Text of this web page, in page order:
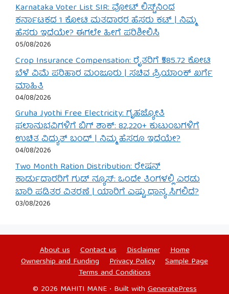
Karnataka Voter List SIR: ವೋಟ್ ಲಿಸ್ಟ್‌ನಿಂದ
ಕರ್ನಾಟಕದ 1 ಕೋಟಿ ಮತದಾರರ ಹೆಸರು ಕಟ್ | ನಿಮ್ಮ
ಹೆಸರು ಇದೆಯೇ? ಈಗಲೇ ಹೀಗೆ ಪರಿಶೀಲಿಸಿ
05/08/2026
Crop Insurance Compensation: ರೈತರಿಗೆ ₹585.72 ಕೋಟಿ
ಬೆಳೆ ವಿಮೆ ಪರಿಹಾರ ಮಂಜೂರು | ಸಚಿವ ಪ್ರಿಯಾಂಕ್ ಖರ್ಗೆ
ಮಾಹಿತಿ
04/08/2026
Gruha Jyothi Free Electricity: ಗೃಹಜ್ಯೋತಿ
ಫಲಾನುಭವಿಗಳಿಗೆ ಬಿಗ್ ಶಾಕ್: 82,220+ ಕುಟುಂಬಗಳಿಗೆ
ಉಚಿತ ವಿದ್ಯುತ್ ಬಂದ್ | ನಿಮ್ಮ ಹೆಸರೂ ಇದೆಯೇ?
04/08/2026
Two Month Ration Distribution: ರೇಷನ್
ಕಾರ್ಡುದಾರರಿಗೆ ಗುಡ್ ನ್ಯೂಸ್: ಒಂದೇ ತಿಂಗಳಲ್ಲಿ ಎರಡು
ಬಾರಿ ಪಡಿತರ ವಿತರಣೆ | ಯಾರಿಗೆ ಎಷ್ಟು ಧಾನ್ಯ ಸಿಗಲಿದೆ?
03/08/2026
About us Contact us Disclaimer
Home
Ownership and Funding
Privacy Policy
Sample Page
Terms and Conditions
© 2026 MAHITI MANE• Built withGeneratePress